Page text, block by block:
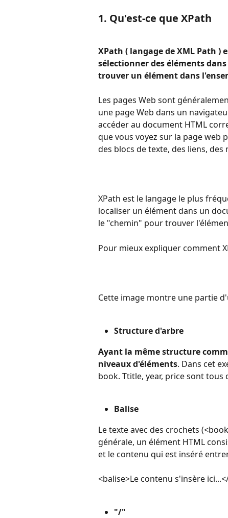
1. Qu'est-ce que XPath
XPath ( langage de XML Path
sélectionner des éléments
trouver un élément dans
Les pages Web sont
une page Web dans un
accéder au document HTML
que vous voyez sur la page web
des blocs de texte, des liens, des
XPath est le langage le plus
localiser un élément dans un
le "chemin" pour trouver
Pour mieux expliquer comment
Cette image montre une partie
Structure d'arbre
Ayant la même structure
niveaux d'éléments. Dans cet
book. Ttitle, year, price sont tous
Balise
Le texte avec des crochets
générale, un élément HTML
et le contenu qui est inséré
<balise>Le contenu s'insère
"/"